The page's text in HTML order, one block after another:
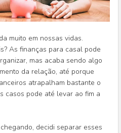
muito em nossas vidas.
As finanças para casal pode
mas acaba sendo algo
da relação, até porque
atrapalham bastante o
casos pode até levar ao fim a
decidi separar esses